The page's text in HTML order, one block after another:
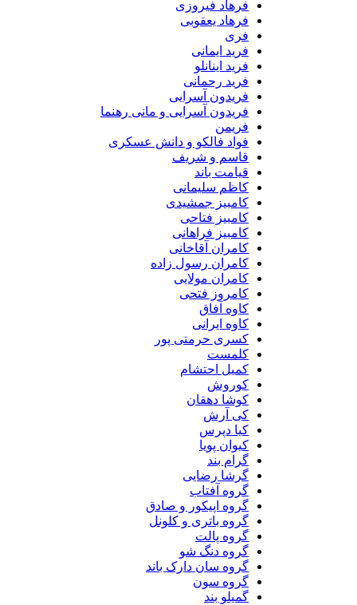
فرهاد فیروزی
فرهاد یعقوبی
فرید ایمانی
فرید اینانلو
فرید رحمانی
فریدون آسرایی
فریدون آسرایی و مانی رهنما
فواد فالکو و دانش عسکری
قاسم و شریف
قیامت باند
کاظم سلیمانی
کامبیز جمشیدی
کامبیز فتاحی
کامبیز فراهانی
کامران آقاخانی
کامران رسول زاده
کامران مولایی
کامروز فتحی
کاوه آفاق
کاوه ایرانی
کسری حرمتی پور
کلمست
کمیل احتشام
کوروش
کوشا دهقان
کی آرش
کیا دپرس
کیوان پویا
گرام بند
گرشا رضایی
گروه آفتاب
گروه اپیکور و صادق
گروه باتری و کلونل
گروه پالت
گروه دنگ شو
گروه سان دارک باند
گروه سون
گمیلو بند